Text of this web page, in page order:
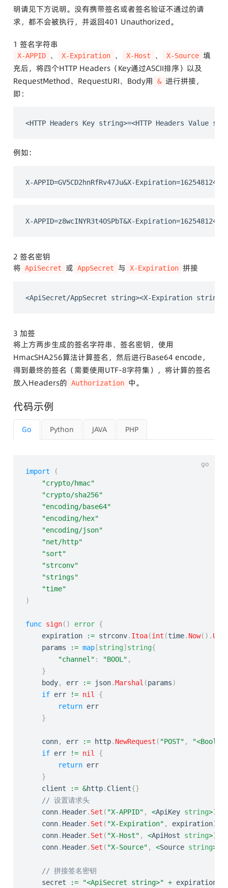
明请见下方说明。没有携带签名或者签名验证不通过的请
求，都不会被执行，并返回401 Unauthorized。
1 签名字符串
X-APPID 、 X-Expiration 、 X-Host 、 X-Source 填
充后，将四个HTTP Headers（Key通过ASCII排序）以及
RequestMethod、RequestURI、Body用
& 进行拼接，
即：
例如：
2 签名密钥
将 ApiSecret 或 AppSecret 与 X-Expiration 拼接
3 加签
将上方两步生成的签名字符串、签名密钥，使用
HmacSHA256算法计算签名，然后进行Base64 encode，
得到最终的签名（需要使用UTF-8字符集），将计算的签名
放入Headers的 Authorization 中。
代码示例
Go Python JAVA PHP
import
(
"crypto/hmac"
"crypto/sha256"
"encoding/base64"
"encoding/hex"
"encoding/json"
"net/http"
"sort"
"strconv"
"strings"
"time"
)
func sign( ) error {
	expiration
:= strconv. Itoa(int (time. Now( ) .
	params
:= map[string] string{
"channel" : "BOOL" ,
}
	body
, err := json.Marshal (params)
if err != nil
{
return err
}
	conn
, err := http. NewRequest ( "POST" ,
if err != nil
{
return err
}
	client
:= &http. Client{}
// 设置请求头
	conn
. Header. Set ( "X-APPID" , <ApiKey string>)
	conn
. Header. Set ( "X-Expiration" , expiration)
	conn
. Header. Set ( "X-Host" , <ApiHost string>)
	conn
. Header. Set ( "X-Source" , <Source string>
// 拼接签名密钥
	secret
:= "<ApiSecret string>" + expiration